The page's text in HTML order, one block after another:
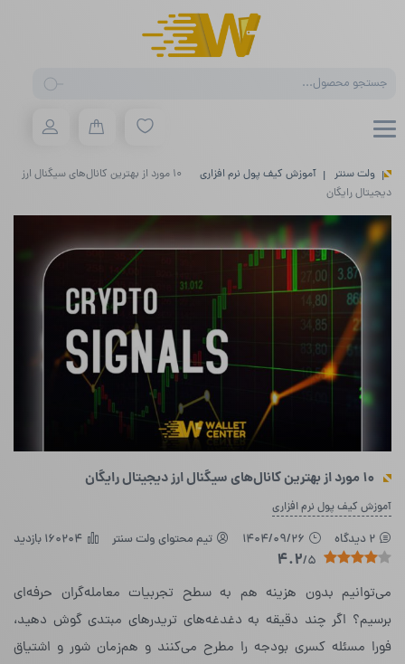
search
ولت سنتر آموزش کیف پول نرم افزاری
۱۰ مورد از بهترین کانال‌های سیگنال ارز
دیجیتال رایگان
۱۰ مورد از بهترین کانال‌های سیگنال ارز دیجیتال رایگان
آموزش کیف پول نرم افزاری
2 دیدگاه 1404/09/26 تیم محتوای ولت سنتر 160204 بازدید
4.2/5
می‌توانیم بدون هزینه هم به سطح تجربیات معامله‌گران حرفه‌ای
برسیم؟ اگر چند دقیقه به دغدغه‌های تریدرهای مبتدی گوش دهید،
فورا مسئله کسری بودجه را مطرح می‌کنند و هم‌زمان شور و اشتیاق